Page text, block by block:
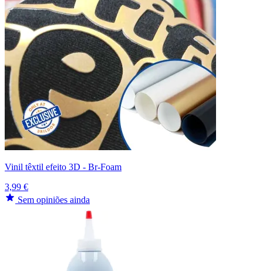
Vinil têxtil efeito 3D - Br-Foam
3,99 €
Sem opiniões ainda